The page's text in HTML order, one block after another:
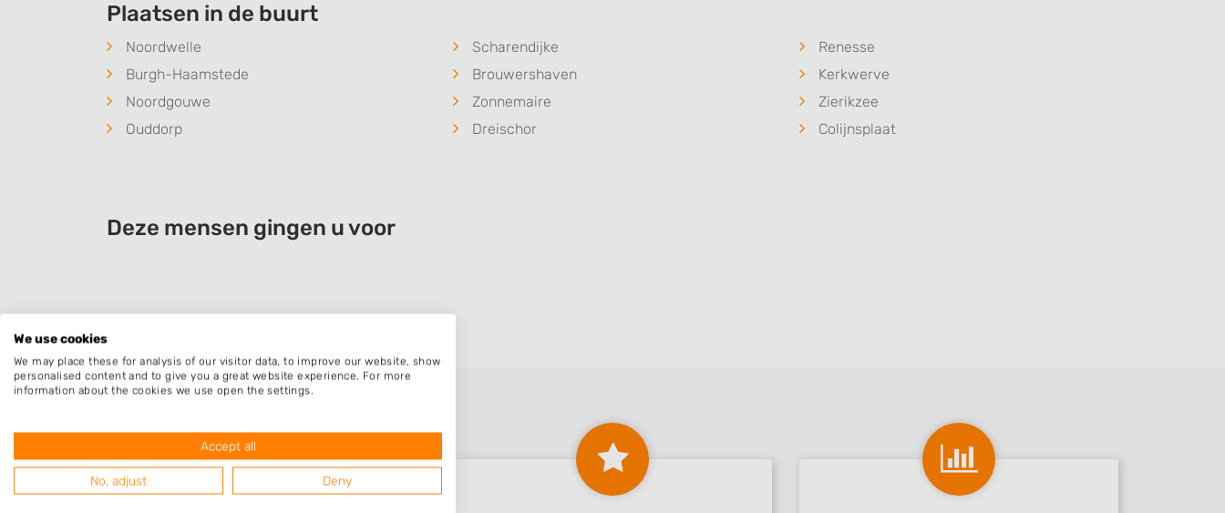
Plaatsen in de buurt
Noordwelle Scharendijke
Renesse
Burgh-Haamstede
Brouwershaven
Kerkwerve
Noordgouwe
Zonnemaire
Zierikzee
Ouddorp
Dreischor Colijnsplaat
Deze mensen gingen u voor
We use cookies
We may place these for analysis of our visitor data, to improve our website, show
personalised content and to give you a great website experience. For more
information about the cookies we use open the settings.
Accept all
No, adjust Deny